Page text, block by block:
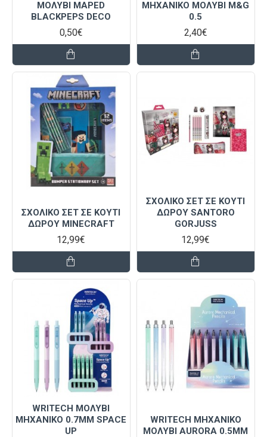
ΜΟΛΥΒΙ ΜΑPED
BLACKPEPS DECO
0,50€
ΜΗΧΑΝΙΚΟ ΜΟΛΥΒΙ M&G
0.5
2,40€
ΣΧΟΛΙΚΟ ΣΕΤ ΣΕ ΚΟΥΤΙ
ΔΩΡΟΥ MINECRAFT
12,99€
ΣΧΟΛΙΚΟ ΣΕΤ ΣΕ ΚΟΥΤΙ
ΔΩΡΟΥ SANTORO
GORJUSS
12,99€
WRITECH ΜΟΛΥΒΙ
ΜΗΧΑΝΙΚΟ 0.7MM SPACE
UP
WRITECH ΜΗΧΑΝΙΚΟ
ΜΟΛΥΒΙ AURORA 0.5MM